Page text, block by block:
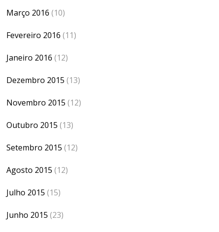
Março 2016 (10)
Fevereiro 2016 (11)
Janeiro 2016 (12)
Dezembro 2015 (13)
Novembro 2015 (12)
Outubro 2015 (13)
Setembro 2015 (12)
Agosto 2015 (12)
Julho 2015 (15)
Junho 2015 (23)